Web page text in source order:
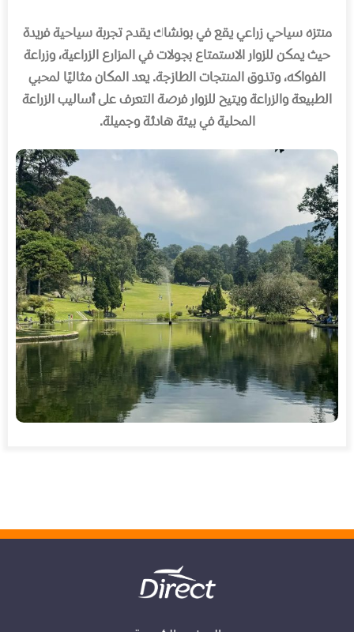
منتزه سياحي زراعي يقع في بونشاك يقدم تجربة سياحية فريدة
حيث يمكن للزوار الاستمتاع بجولات في المزارع الزراعية، وزراعة
الفواكه، وتذوق المنتجات الطازجة.يعد المكان مثاليًا لمحبي
الطبيعة والزراعة ويتيح للزوار فرصة التعرف على أساليب الزراعة
المحلية في بيئة هادئة وجميلة.